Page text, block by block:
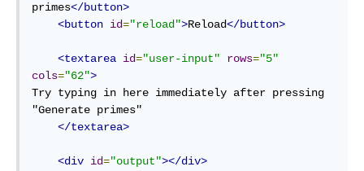
primes</button>
<button id="reload">Reload</button>
<textarea id="user-input" rows="5"
cols="62">
Try typing in here immediately after pressing
"Generate primes"
</textarea>
<div id="output"></div>